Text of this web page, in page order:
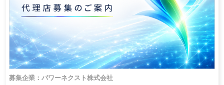
募集企業：パワーネクスト株式会社